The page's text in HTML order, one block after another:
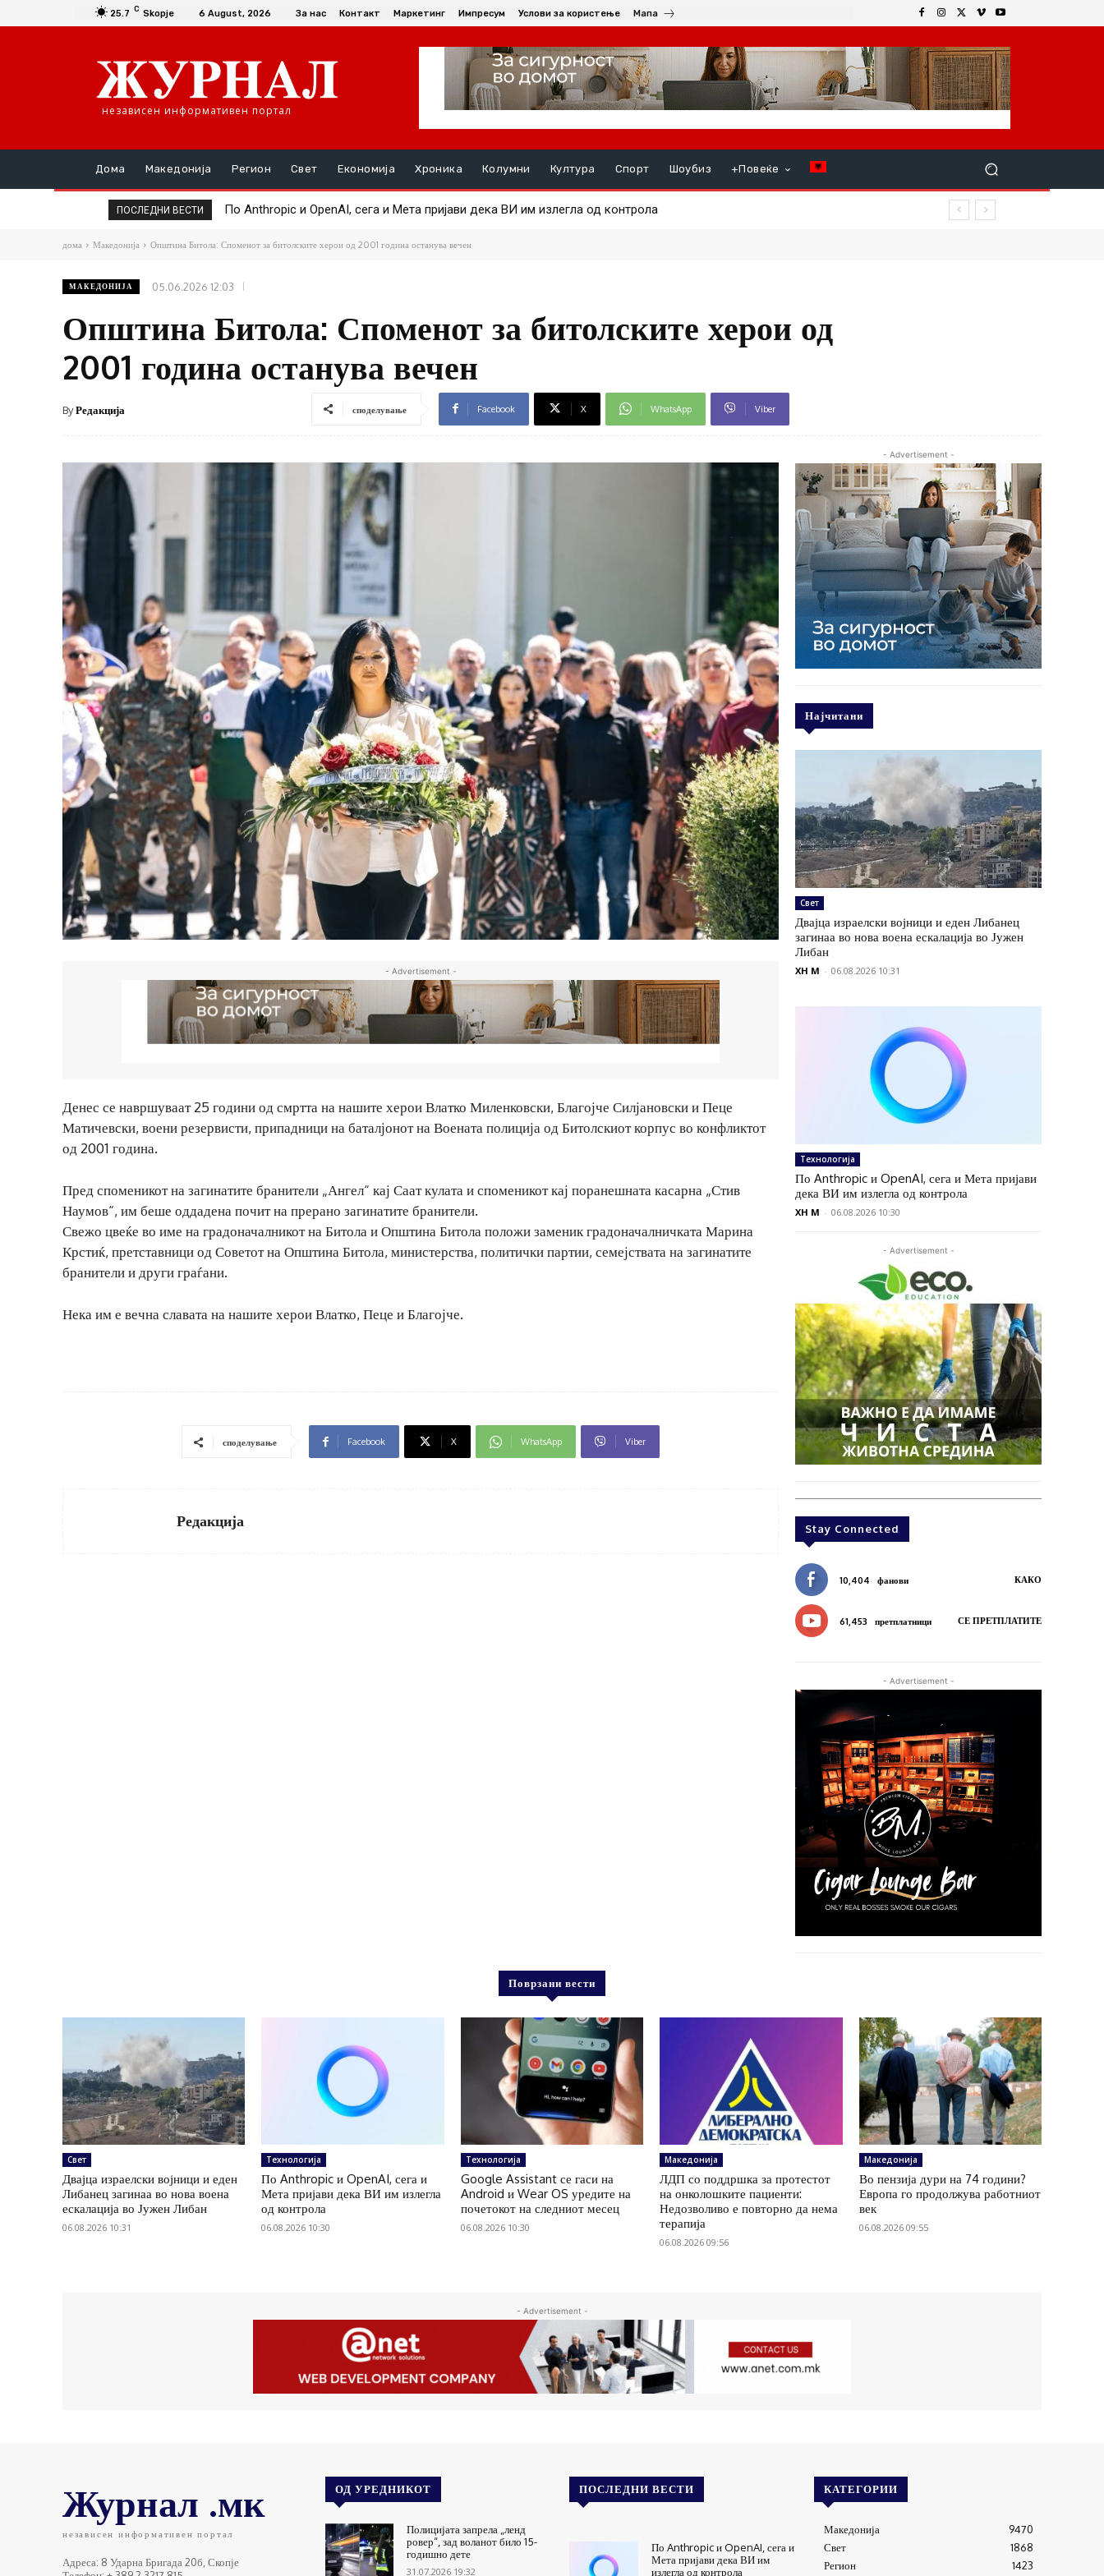
25.7 C Skopje 6 August, 2026 За нас Контакт Маркетинг Импресум Услови за користење Мапа
независен информативен портал
Дома Македонија Регион Свет Економија Хроника Колумни Култура Спорт Шоубиз +Повеќе
ПОСЛЕДНИ ВЕСТИ По Anthropic и OpenAI, сега и Мета пријави дека ВИ им излегла од контрола
Google Assistant се гаси на Android и Wear OS уредите на почетокот на следниот месец
дома Македонија Општина Битола: Споменот за битолските херои од 2001 година останува вечен
МАКЕДОНИЈА 05.06.2026 12:03
Општина Битола: Споменот за битолските херои од
2001 година останува вечен
ByРедакција споделување Facebook X WhatsApp Viber
- Advertisement -
Денес се навршуваат 25 години од смртта на нашите херои Влатко Миленковски, Благојче Силјановски и Пеце
Матичевски, воени резервисти, припадници на баталјонот на Воената полиција од Битолскиот корпус во конфликтот
од 2001 година.
Пред споменикот на загинатите бранители „Ангел“ кај Саат кулата и споменикот кај поранешната касарна „Стив
Наумов“, им беше оддадена почит на прерано загинатите бранители.
Свежо цвеќе во име на градоначалникот на Битола и Општина Битола положи заменик градоначалничката Марина
Крстиќ, претставници од Советот на Општина Битола, министерства, политички партии, семејствата на загинатите
бранители и други граѓани.
Нека им е вечна славата на нашите херои Влатко, Пеце и Благојче.
споделување Facebook X WhatsApp Viber
Редакција
- Advertisement -
Најчитани
Свет
Двајца израелски војници и еден Либанец
загинаа во нова воена ескалација во Јужен
Либан
XH M - 06.08.2026 10:31
Технологија
По Anthropic и OpenAI, сега и Мета пријави
дека ВИ им излегла од контрола
XH M - 06.08.2026 10:30
- Advertisement -
Stay Connected
10,404 фанови КАКО
61,453 претплатници СЕ ПРЕТПЛАТИТЕ
- Advertisement -
Поврзани вести
Свет
Двајца израелски војници и еден
Либанец загинаа во нова воена
ескалација во Јужен Либан
06.08.2026 10:31
Технологија
По Anthropic и OpenAI, сега и
Мета пријави дека ВИ им излегла
од контрола
06.08.2026 10:30
Технологија
Google Assistant се гаси на
Android и Wear OS уредите на
почетокот на следниот месец
06.08.2026 10:30
Македонија
ЛДП со поддршка за протестот
на онколошките пациенти:
Недозволиво е повторно да нема
терапија
06.08.2026 09:56
Македонија
Во пензија дури на 74 години?
Европа го продолжува работниот
век
06.08.2026 09:55
- Advertisement -
Журнал .мк
независен информативен портал
Адреса: 8 Ударна Бригада 20б, Скопје
ОД УРЕДНИКОТ
Полицијата запрела „ленд
ровер“, зад воланот било 15-
годишно дете
31.07.2026 19:32
ПОСЛЕДНИ ВЕСТИ
По Anthropic и OpenAI, сега и
Мета пријави дека ВИ им
излегла од контрола
КАТЕГОРИИ
Македонија
9470
Свет
1868
Регион
1423